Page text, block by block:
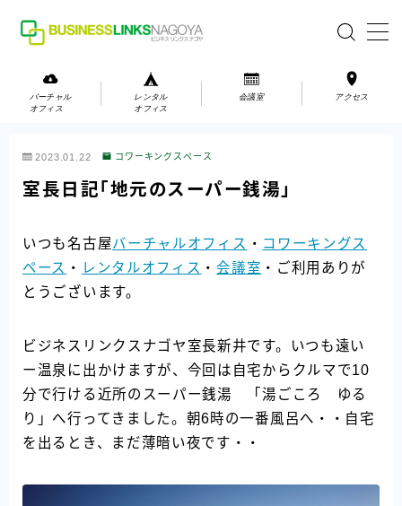
お問い合わせ
ご利用の流れ
アクセス
会社案内
バーチャル
オフィス
レンタル
オフィス
会議室 アクセス
2023.01.22 コワーキングスペース
室長日記「地元のスーパー銭湯」
いつも名古屋バーチャルオフィス ・ コワーキングス
ペース ・ レンタルオフィス ・会議室 ・ご利用ありが
とうございます。
ビジネスリンクスナゴヤ室長新井です。いつも遠い
ー温泉に出かけますが、今回は自宅からクルマで10
分で行ける近所のスーパー銭湯 「湯ごころ ゆる
り」へ行ってきました。朝6時の一番風呂へ・・自宅
を出るとき、まだ薄暗い夜です・・